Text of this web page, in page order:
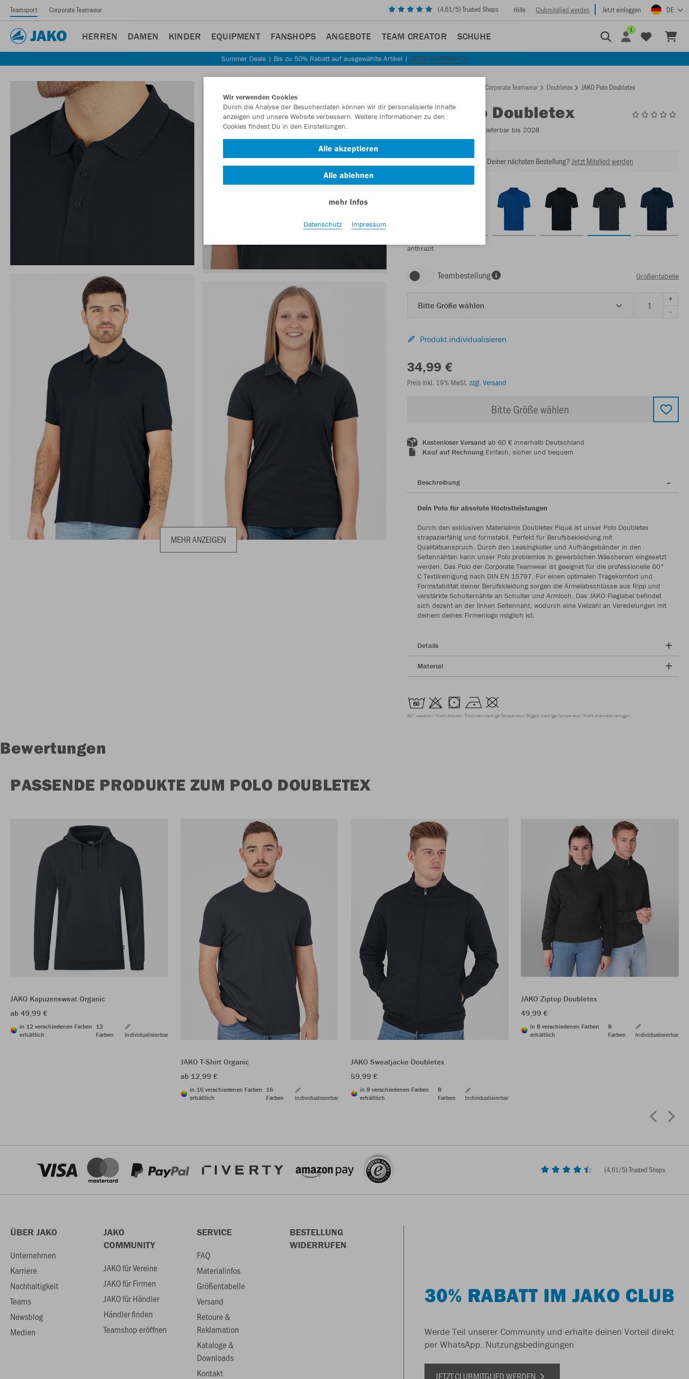
Teamsport Corporate Teamwear (4,61/5) Trusted Shops Hilfe Clubmitglied werden Jetzt einloggen DE
HERREN DAMEN KINDER EQUIPMENT FANSHOPS ANGEBOTE TEAM CREATOR SCHUHE
1
Summer Deals | Bis zu 50% Rabatt auf ausgewählte Artikel | JETZT ENTDECKEN
MEHR ANZEIGEN
Corporate Teamwear Doubletex JAKO Polo Doubletex
JAKOPolo Doubletex
- Lieferbar bis 2028
Lust auf 30% Rabatt bei Deiner nächsten Bestellung? Jetzt Mitglied werden
anthrazit
Teambestellung Größentabelle
Bitte Größe wählen
+
-
Produkt individualisieren
34,99 €
Preis inkl. 19% MwSt. zzgl. Versand
Bitte Größe wählen
Kostenloser Versand ab 60 € innerhalb Deutschland
Kauf auf RechnungEinfach, sicher und bequem
Beschreibung
Dein Polo für absolute Höchstleistungen
Durch den exklusiven Materialmix Doubletex Piqué ist unser Polo Doubletex
strapazierfähig und formstabil. Perfekt für Berufsbekleidung mit
Qualitätsanspruch. Durch den Leasingkoller und Aufhängebänder in den
Seitennähten kann unser Polo problemlos in gewerblichen Wäscherein eingesetzt
werden. Das Polo der Corporate Teamwear ist geeignet für die professionelle 60°
C Textilreinigung nach DIN EN 15797. Für einen optimalen Tragekomfort und
Formstabilität deiner Berufskleidung sorgen die Ärmelabschlüsse aus Ripp und
verstärkte Schulternähte an Schulter und Armloch. Das JAKO Flaglabel befindet
sich dezent an der linken Seitennaht, wodurch eine Vielzahl an Veredelungen mit
deinem deines Firmenlogo möglich ist.
Details
Material
60° waschen Nicht chloren Trocknen niedrige Temperatur Bügeln niedrige Temperatur Nicht chemisch reinigen
Bewertungen
PASSENDE PRODUKTE ZUM POLO DOUBLETEX
JAKO Kapuzensweat Organic
ab 49,99 €
in 12 verschiedenen Farben
erhältlich
12
Farben
Individualisierbar
JAKO T-Shirt Organic
ab 12,99 €
in 16 verschiedenen Farben
erhältlich
16
Farben
Individualisierbar
JAKO Sweatjacke Doubletex
59,99 €
in 8 verschiedenen Farben
erhältlich
8
Farben
Individualisierbar
JAKO Ziptop Doubletex
49,99 €
in 8 verschiedenen Farben
erhältlich
8
Farben
Individualisierbar
(4,61/5) Trusted Shops
ÜBER JAKO
Unternehmen
Karriere
Nachhaltigkeit
Teams
Newsblog
Medien
JAKO
COMMUNITY
JAKO für Vereine
JAKO für Firmen
JAKO für Händler
Händler finden
Teamshop eröffnen
SERVICE
FAQ
Materialinfos
Größentabelle
Versand
Retoure &
Reklamation
Kataloge &
Downloads
Kontakt
BESTELLUNG
WIDERRUFEN
30% RABATT IM JAKO CLUB
Werde Teil unserer Community und erhalte deinen Vorteil direkt
per WhatsApp. Nutzungsbedingungen
JETZT CLUBMITGLIED WERDEN
Wir verwenden Cookies
Durch die Analyse der Besucherdaten können wir dir personalisierte Inhalte
anzeigen und unsere Website verbessern. Weitere Informationen zu den
Cookies findest Du in den Einstellungen.
Alle akzeptieren
Alle ablehnen
mehr Infos
Datenschutz Impressum